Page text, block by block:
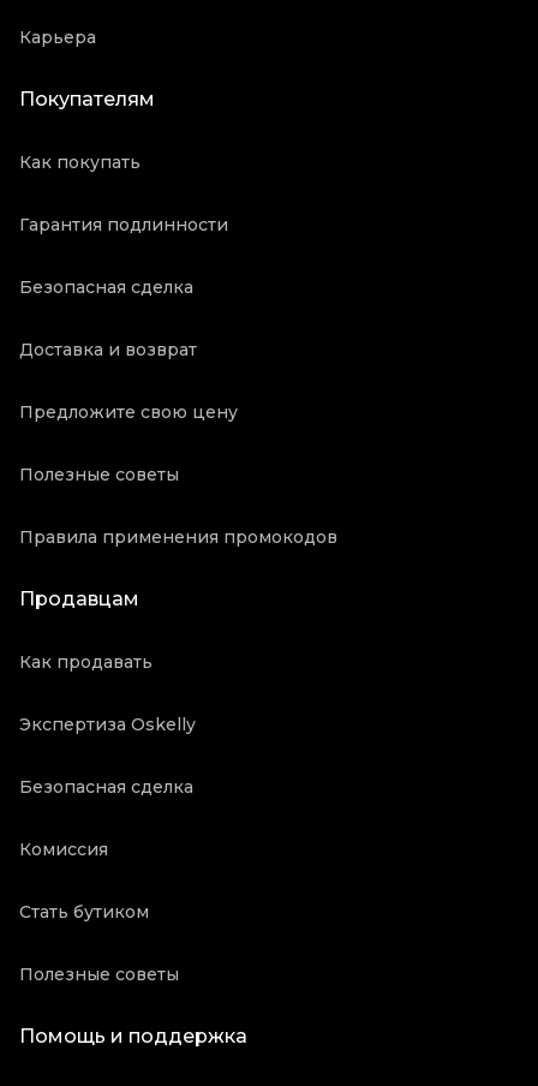
Карьера
Покупателям
Как покупать
Гарантия подлинности
Безопасная сделка
Доставка и возврат
Предложите свою цену
Полезные советы
Правила применения промокодов
Продавцам
Как продавать
Экспертиза Oskelly
Безопасная сделка
Комиссия
Стать бутиком
Полезные советы
Помощь и поддержка